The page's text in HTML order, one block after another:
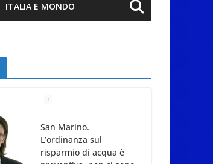
ITALIA E MONDO
San Marino.
L’ordinanza sul
risparmio di acqua è